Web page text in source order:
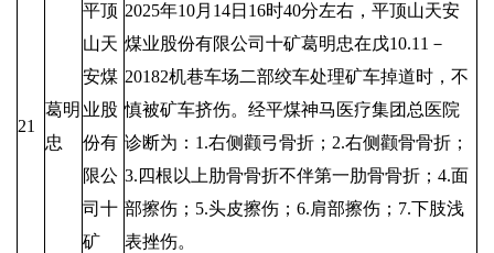
21
葛明
忠
平顶
山天
安煤
业股
份有
限公
司十
矿
2025年10月14日16时40分左右，平顶山天安
煤业股份有限公司十矿葛明忠在戊10.11－
20182机巷车场二部绞车处理矿车掉道时，不
慎被矿车挤伤。经平煤神马医疗集团总医院
诊断为：1.右侧颧弓骨折；2.右侧颧骨骨折；
3.四根以上肋骨骨折不伴第一肋骨骨折；4.面
部擦伤；5.头皮擦伤；6.肩部擦伤；7.下肢浅
表挫伤。